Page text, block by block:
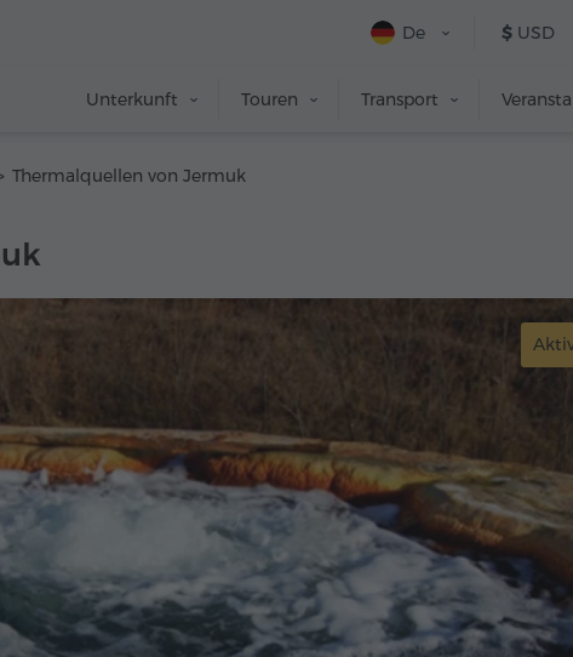
$ USD
De
Unterkunft Touren Transport
Thermalquellen von Jermuk